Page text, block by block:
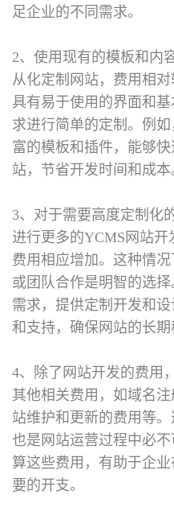
足企业的不同需求。
2、使用现有的模板和内
从化定制网站，费用相
具有易于使用的界面和
求进行简单的定制。例
富的模板和插件，能够
站，节省开发时间和成本
3、对于需要高度定制化
进行更多的YCMS网站开
费用相应增加。这种情
或团队合作是明智的选
需求，提供定制开发和
和支持，确保网站的长期
4、除了网站开发的费用
其他相关费用，如域名
站维护和更新的费用等
也是网站运营过程中必
算这些费用，有助于企
要的开支。